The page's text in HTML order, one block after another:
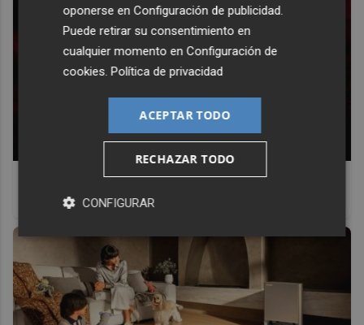
Lujo con carácter
Una joya para mujeres que no piden permiso
oponerse enConfiguración de publicidad
Puede retirar su consentimiento en
cualquier momento enConfiguración de
cookies .Política de privacidad
ACEPTAR TODO
RECHAZAR TODO
CONFIGURAR